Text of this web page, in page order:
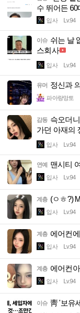
수 뛰어든 60
입사 Lv.94
이슈 쉬는 날
스회사
입사 Lv.94
유머 정신과
파아랑망토
감동 슥오더
가던 아재의
입사 Lv.94
연예 맨시티
입사 Lv.94
계층 (ㅇㅎ?)
입사 Lv.94
계층 에어컨
입사 Lv.94
계층 에어컨
입사 Lv.94
이슈 靑 '보유